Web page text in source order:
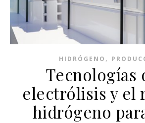
HIDRÓGENO ,
Tecnologías
electrólisis y el
hidrógeno